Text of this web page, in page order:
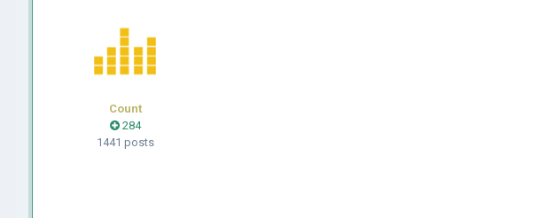
Count
284
1441 posts